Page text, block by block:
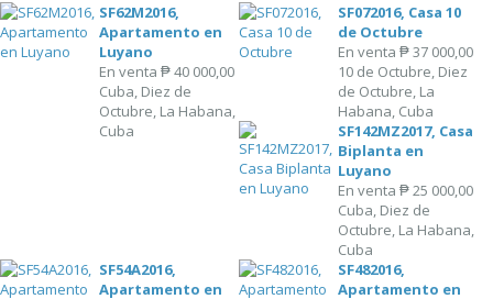
SF62M2016,
Apartamento en
Luyano
En venta₱ 40 000,00
Cuba, Diez de
Octubre, La Habana,
Cuba
SF072016, Casa 10
de Octubre
En venta ₱ 37 000,00
10 de Octubre, Diez
de Octubre, La
Habana, Cuba
SF142MZ2017, Casa
Biplanta en
Luyano
En venta ₱ 25 000,00
Cuba, Diez de
Octubre, La Habana,
Cuba
SF54A2016,
Apartamento en
SF482016,
Apartamento en